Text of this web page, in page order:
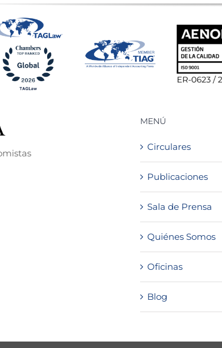
MENÚ
Circulares
Publicaciones
Sala de Prensa
Quiénes Somos
Oficinas
Blog